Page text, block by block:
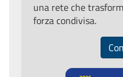
una rete che
forza condivisa.